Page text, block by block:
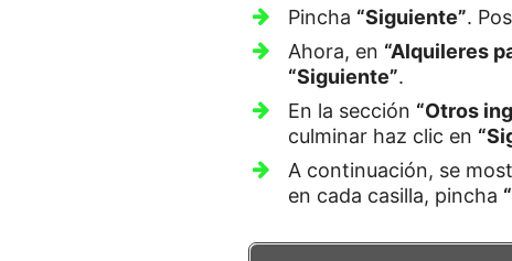
Pincha “Siguiente”.
Ahora, en “Alquileres
“Siguiente”.
En la sección “Otros
culminar haz clic en
A continuación, se
en cada casilla, pincha